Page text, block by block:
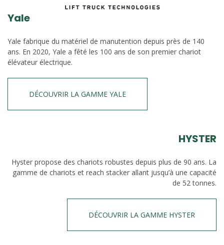
Yale
Yale fabrique du matériel de manutention depuis près de 140
ans. En 2020, Yale a fêté les 100 ans de son premier chariot
élévateur électrique.
DÉCOUVRIR LA GAMME YALE
HYSTER
Hyster propose des chariots robustes depuis plus de 90 ans. La
gamme de chariots et reach stacker allant jusqu’à une capacité
de 52 tonnes.
DÉCOUVRIR LA GAMME HYSTER